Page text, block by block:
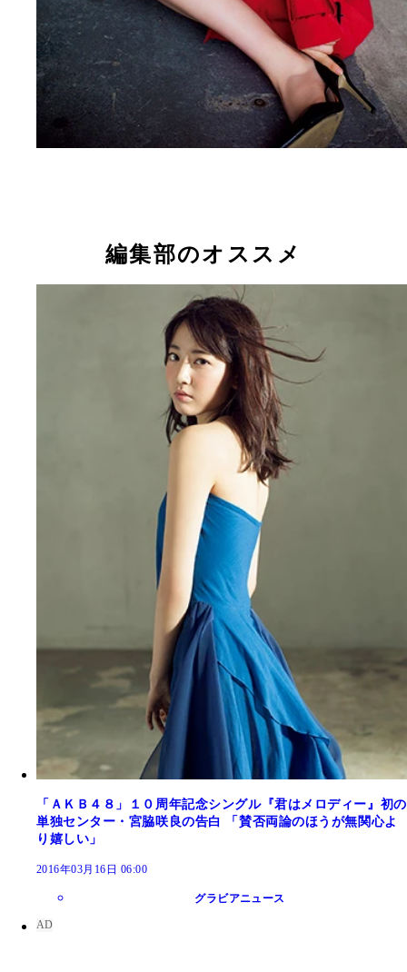
編集部のオススメ
「ＡＫＢ４８」１０周年記念シングル『君はメロディー』初の
単独センター・宮脇咲良の告白 「賛否両論のほうが無関心よ
り嬉しい」
2016年03月16日 06:00
グラビアニュース